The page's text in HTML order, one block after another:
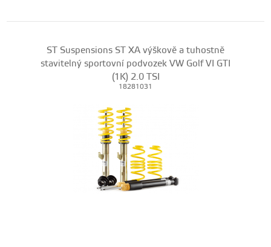
ST Suspensions ST XA výškově a tuhostně
stavitelný sportovní podvozek VW Golf VI GTI
(1K) 2.0 TSI
18281031